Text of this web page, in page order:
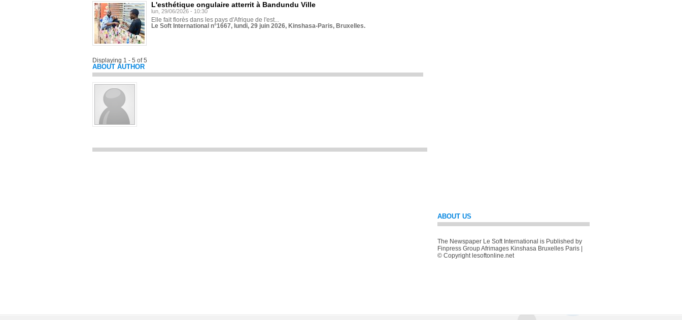
L'esthétique ongulaire atterrit à Bandundu Ville
lun, 29/06/2026 - 10:30
Elle fait florès dans les pays d'Afrique de l'est...
Le Soft International n°1667, lundi, 29 juin 2026, Kinshasa-Paris, Bruxelles.
Displaying 1 - 5 of 5
ABOUT AUTHOR
ABOUT US
The Newspaper Le Soft International is Published by
Finpress Group Afrimages Kinshasa Bruxelles Paris |
© Copyright lesoftonline.net